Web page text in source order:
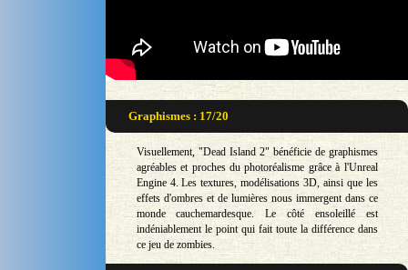
Graphismes : 17/20
Visuellement, "Dead Island 2" bénéficie de graphismes
agréables et proches du photoréalisme grâce à l'Unreal
Engine 4. Les textures, modélisations 3D, ainsi que les
effets d'ombres et de lumières nous immergent dans ce
monde cauchemardesque. Le côté ensoleillé est
indéniablement le point qui fait toute la différence dans
ce jeu de zombies.